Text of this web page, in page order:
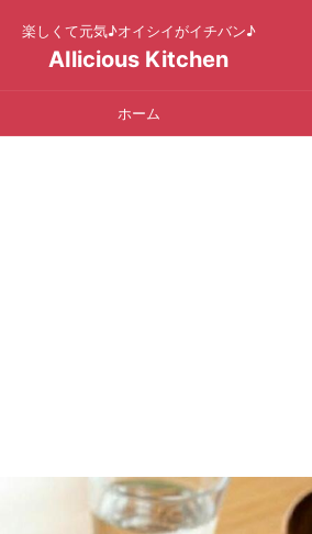
楽しくて元気♪オイシイがイチバン♪
AIlicious Kitchen
ホーム